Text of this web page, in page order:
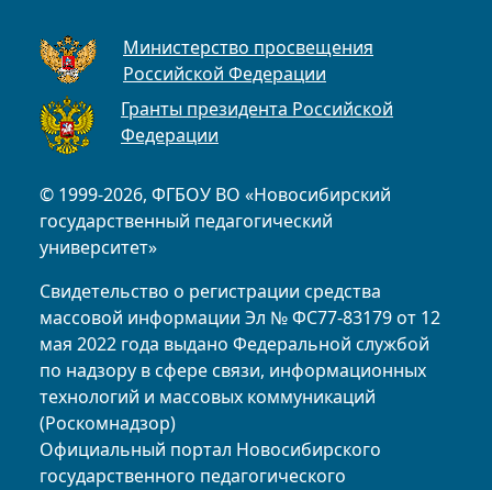
© 1999-2026, ФГБОУ ВО «Новосибирский
государственный педагогический
университет»
Свидетельство о регистрации средства
массовой информации Эл № ФС77-83179 от 12
мая 2022 года выдано Федеральной службой
по надзору в сфере связи, информационных
технологий и массовых коммуникаций
(Роскомнадзор)
Официальный портал Новосибирского
государственного педагогического
Министерство просвещения
Российской Федерации
Гранты президента Российской
Федерации